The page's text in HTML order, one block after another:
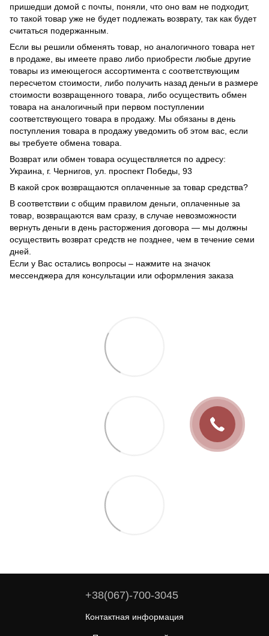
пришедши домой с почты, поняли, что оно вам не подходит,
то такой товар уже не будет подлежать возврату, так как будет
считаться подержанным.
Если вы решили обменять товар, но аналогичного товара нет
в продаже, вы имеете право либо приобрести любые другие
товары из имеющегося ассортимента с соответствующим
пересчетом стоимости, либо получить назад деньги в размере
стоимости возвращенного товара, либо осуществить обмен
товара на аналогичный при первом поступлении
соответствующего товара в продажу. Мы обязаны в день
поступления товара в продажу уведомить об этом вас, если
вы требуете обмена товара.
Возврат или обмен товара осуществляется по адресу:
Украина, г. Чернигов, ул. проспект Победы, 93
В какой срок возвращаются оплаченные за товар средства?
В соответствии с общим правилом деньги, оплаченные за
товар, возвращаются вам сразу, в случае невозможности
вернуть деньги в день расторжения договора — мы должны
осуществить возврат средств не позднее, чем в течение семи
дней.
Если у Вас остались вопросы – нажмите на значок
мессенджера для консультации или оформления заказа
+38(067)-700-3045
Контактная информация